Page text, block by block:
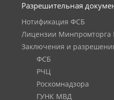
Разрешительная
Нотификация ФСБ
Лицензии Минпромторга
Заключения и
ФСБ
РЧЦ
Роскомнадзора
ГУНК МВД